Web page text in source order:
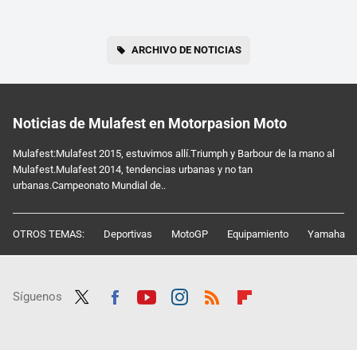
ARCHIVO DE NOTICIAS
Noticias de Mulafest en Motorpasion Moto
Mulafest:Mulafest 2015, estuvimos allí.Triumph y Barbour de la mano al
Mulafest.Mulafest 2014, tendencias urbanas y no tan
urbanas.Campeonato Mundial de..
OTROS TEMAS: Deportivas MotoGP Equipamiento Yamaha
Síguenos